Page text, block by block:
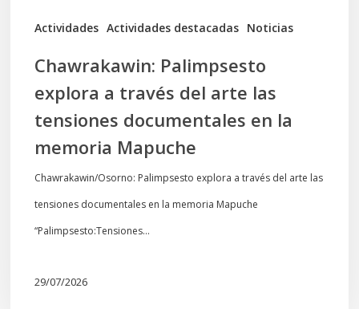
Actividades Actividades destacadas Noticias
documentales
memoria
Mapuche
Chawrakawin: Palimpsesto
explora a través del arte las
tensiones documentales en la
memoria Mapuche
Chawrakawin/Osorno: Palimpsesto explora a través del arte las
tensiones documentales en la memoria Mapuche
“Palimpsesto:Tensiones…
29/07/2026